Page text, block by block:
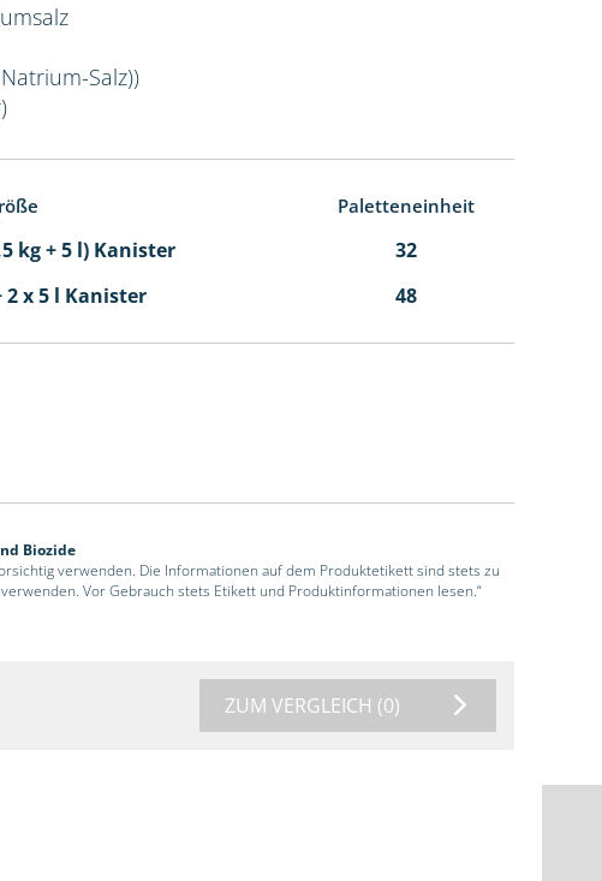
Salz))
Paletteneinheit
kg + 5 l) Kanister
32
2 x 5 l Kanister 48
Biozide
verwenden. Die Informationen auf dem Produktetikett sind stets zu
Vor Gebrauch stets Etikett und Produktinformationen lesen.“
ZUM VERGLEICH (0)